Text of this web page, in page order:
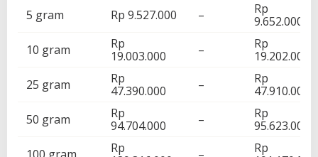
5 gram
Rp 9.527.000 –
Rp
9.652.000
10 gram
Rp
19.003.000
–
Rp
19.202.000
25 gram
Rp
47.390.000
–
Rp
47.910.000
50 gram
Rp
94.704.000
–
Rp
95.623.000
Rp
Rp